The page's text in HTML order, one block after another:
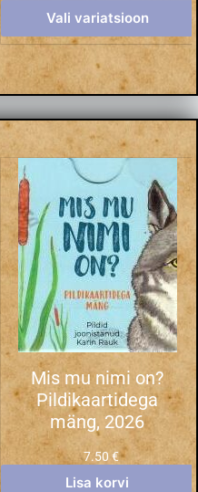
Vali variatsioon
Mis mu nimi on?
Pildikaartidega
mäng, 2026
7.50 €
Lisa korvi